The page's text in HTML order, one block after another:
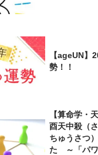
【ageUN】
勢！！
【算命学・
酉天中殺（
ちゅうさつ
た ～「パ